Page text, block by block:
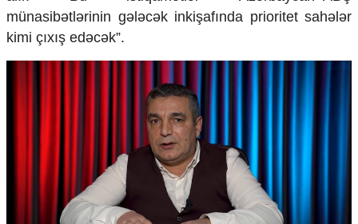
münasibətlərinin gələcək inkişafında prioritet sahələr
kimi çıxış edəcək”.